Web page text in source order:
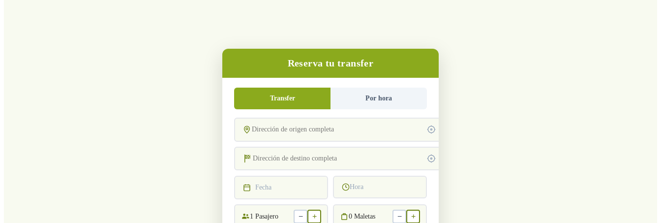
Reserva tu transfer
Transfer Por hora
Fecha Hora
1 Pasajero − + 0 Maletas − +